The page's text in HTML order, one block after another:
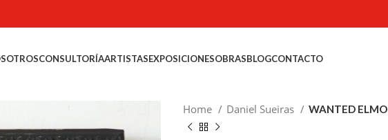
CONSULTORÍAARTISTASEXPOSICIONESOBRASBLOGCONTACTO
Home Daniel Sueiras WANTED ELMO